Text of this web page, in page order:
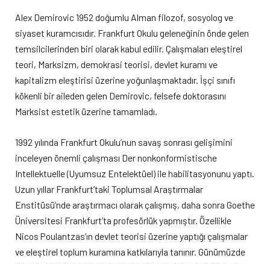
Alex Demirovic 1952 doğumlu Alman filozof, sosyolog ve
siyaset kuramcısıdır. Frankfurt Okulu geleneğinin önde gelen
temsilcilerinden biri olarak kabul edilir. Çalışmaları eleştirel
teori, Marksizm, demokrasi teorisi, devlet kuramı ve
kapitalizm eleştirisi üzerine yoğunlaşmaktadır. İşçi sınıfı
kökenli bir aileden gelen Demirovic, felsefe doktorasını
Marksist estetik üzerine tamamladı.
1992 yılında Frankfurt Okulu’nun savaş sonrası gelişimini
inceleyen önemli çalışması Der nonkonformistische
Intellektuelle (Uyumsuz Entelektüel) ile habilitasyonunu yaptı.
Uzun yıllar Frankfurt’taki Toplumsal Araştırmalar
Enstitüsü’nde araştırmacı olarak çalışmış, daha sonra Goethe
Üniversitesi Frankfurt’ta profesörlük yapmıştır. Özellikle
Nicos Poulantzas’ın devlet teorisi üzerine yaptığı çalışmalar
ve eleştirel toplum kuramına katkılarıyla tanınır. Günümüzde